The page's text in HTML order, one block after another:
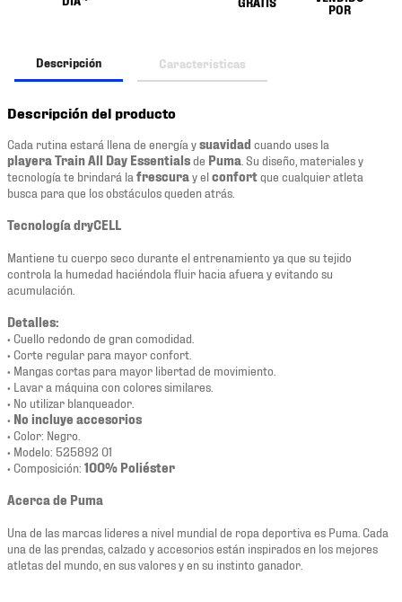
POR
Descripción Características
Descripción del producto
Cada rutina estará llena de energía ysuavidad cuando uses la
playera Train All Day Essentialsde Puma . Su diseño, materiales y
tecnología te brindará la frescura y elconfortque cualquier atleta
busca para que los obstáculos queden atrás.
Tecnología dryCELL
Mantiene tu cuerpo seco durante el entrenamiento ya que su tejido
controla la humedad haciéndola fluir hacia afuera y evitando su
acumulación.
Detalles:
• Cuello redondo de gran comodidad.
• Corte regular para mayor confort.
• Mangas cortas para mayor libertad de movimiento.
• Lavar a máquina con colores similares.
• No utilizar blanqueador.
• No incluye accesorios
• Color: Negro.
• Modelo: 525892 01
• Composición: 100% Poliéster
Acerca de Puma
Una de las marcas lideres a nivel mundial de ropa deportiva es Puma. Cada
una de las prendas, calzado y accesorios están inspirados en los mejores
atletas del mundo, en sus valores y en su instinto ganador.